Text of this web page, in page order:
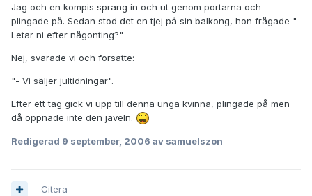
Jag och en kompis sprang in och ut genom portarna och
plingade på. Sedan stod det en tjej på sin balkong, hon frågade "-
Letar ni efter någonting?"
Nej, svarade vi och forsatte:
"- Vi säljer jultidningar".
Efter ett tag gick vi upp till denna unga kvinna, plingade på men
då öppnade inte den jäveln.
Redigerad 9 september, 2006 av samuelszon
Citera